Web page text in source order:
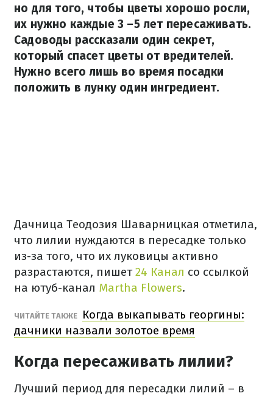
но для того, чтобы цветы хорошо росли,
их нужно каждые 3 –5 лет пересаживать.
Садоводы рассказали один секрет,
который спасет цветы от вредителей.
Нужно всего лишь во время посадки
положить в лунку один ингредиент.
Дачница Теодозия Шаварницкая отметила,
что лилии нуждаются в пересадке только
из-за того, что их луковицы активно
разрастаются, пишет24 Канал со ссылкой
на ютуб-канал Martha Flowers.
ЧИТАЙТЕ ТАКЖЕ
Когда выкапывать георгины:
дачники назвали золотое время
Когда пересаживать лилии?
Лучший период для пересадки лилий – в